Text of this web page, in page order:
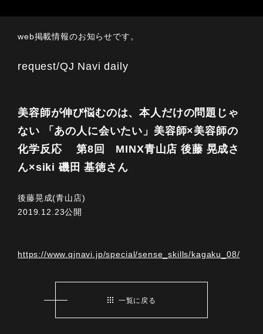
web掲載情報のお知らせです。
request/QJ Navi daily
美容師が伸び悩むのは、本人だけの問題じゃ
ない 「あの人に会いたい」美容師×美容師の
化学反応 第8回 MINX青山店 後藤 晃成さ
ん×siki 磯田 基徳さん
後藤晃成(青山店)
2019.12.23公開
https://www.qjnavi.jp/special/sense_skills/kagaku_08/
一覧に戻る